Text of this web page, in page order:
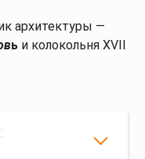
архитектуры —
ь и колокольня XVII